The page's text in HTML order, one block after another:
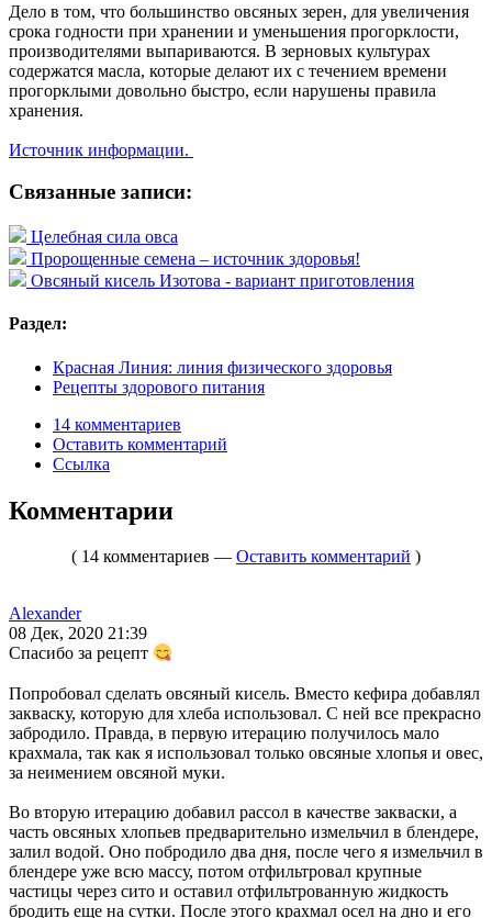
Дело в том, что большинство овсяных зерен, для увеличения
срока годности при хранении и уменьшения прогорклости,
производителями выпариваются. В зерновых культурах
содержатся масла, которые делают их с течением времени
прогорклыми довольно быстро, если нарушены правила
хранения.
Источник информации.
Связанные записи:
Целебная сила овса
Пророщенные семена – источник здоровья!
Овсяный кисель Изотова - вариант приготовления
Раздел:
Красная Линия: линия физического здоровья
Рецепты здорового питания
14 комментариев
Оставить комментарий
Ссылка
Комментарии
( 14 комментариев — Оставить комментарий )
Alexander
08 Дек, 2020 21:39
Спасибо за рецепт
Попробовал сделать овсяный кисель. Вместо кефира добавлял
закваску, которую для хлеба использовал. С ней все прекрасно
забродило. Правда, в первую итерацию получилось мало
крахмала, так как я использовал только овсяные хлопья и овес,
за неимением овсяной муки.
Во вторую итерацию добавил рассол в качестве закваски, а
часть овсяных хлопьев предварительно измельчил в блендере,
залил водой. Оно побродило два дня, после чего я измельчил в
блендере уже всю массу, потом отфильтровал крупные
частицы через сито и оставил отфильтрованную жидкость
бродить еще на сутки. После этого крахмал осел на дно и его